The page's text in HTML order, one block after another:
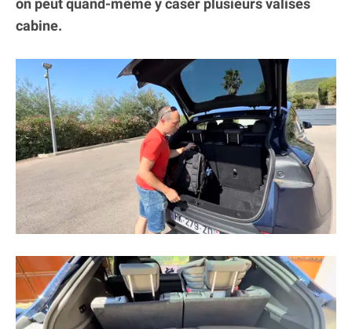
on peut quand-même y caser plusieurs valises
cabine.